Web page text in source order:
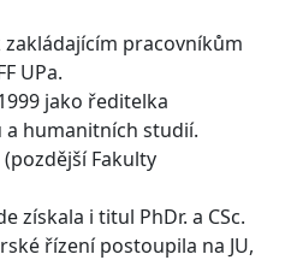
pracovníkům
UPa.
jako ředitelka
a humanitních studií.
Fakulty
získala i titul PhDr. a CSc.
řízení postoupila na JU,